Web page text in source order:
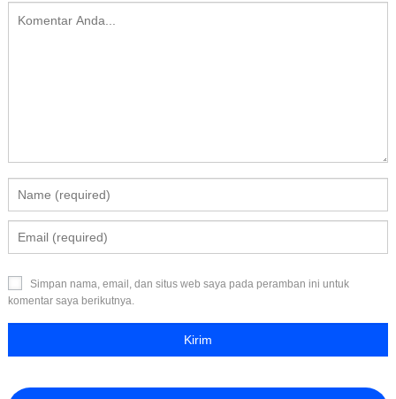
Simpan nama, email, dan situs web saya pada peramban ini untuk
komentar saya berikutnya.